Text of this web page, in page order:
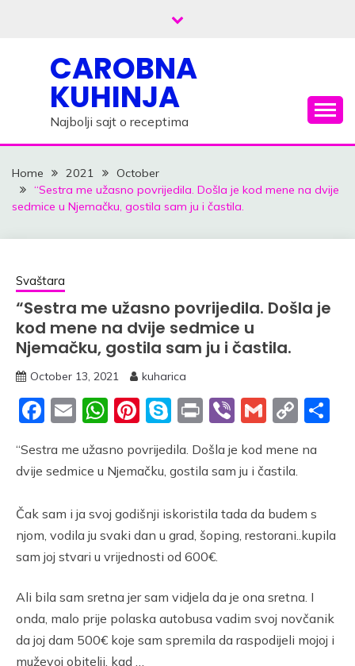
CAROBNA
KUHINJA
Najbolji sajt o receptima
Home 2021
October
“Sestra me užasno povrijedila. Došla je kod mene na dvije
sedmice u Njemačku, gostila sam ju i častila.
Svaštara
“Sestra me užasno povrijedila. Došla je
kod mene na dvije sedmice u
Njemačku, gostila sam ju i častila.
October 13, 2021 kuharica
Facebook
EmailWhatsApp
Pinterest
Skype
PrintViberGmail
“Sestra me užasno povrijedila. Došla je kod mene na
dvije sedmice u Njemačku, gostila sam ju i častila.
Čak sam i ja svoj godišnji iskoristila tada da budem s
njom, vodila ju svaki dan u grad, šoping, restorani..kupila
sam joj stvari u vrijednosti od 600€.
Ali bila sam sretna jer sam vidjela da je ona sretna. I
onda, malo prije polaska autobusa vadim svoj novčanik
da joj dam 500€ koje sam spremila da raspodijeli mojoj i
muževoj obitelji, kad …